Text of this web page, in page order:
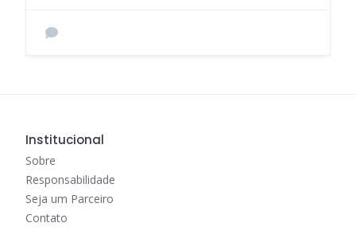
Institucional
Sobre
Responsabilidade
Seja um Parceiro
Contato